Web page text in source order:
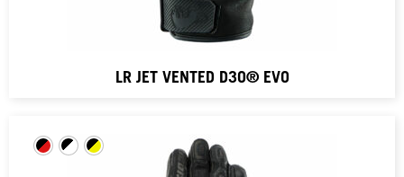
LR JET VENTED D3O® EVO